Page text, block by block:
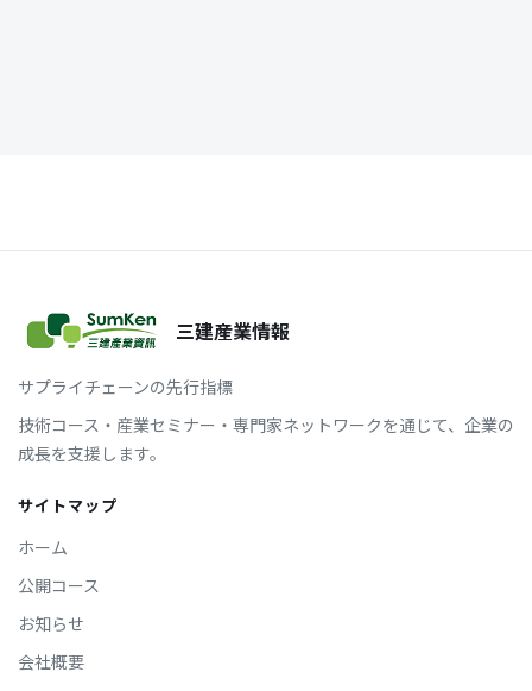
三建産業情報
サプライチェーンの先行指標
技術コース・産業セミナー・専門家ネットワークを通じて、企業の
成長を支援します。
サイトマップ
ホーム
公開コース
お知らせ
会社概要